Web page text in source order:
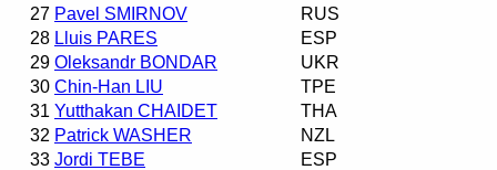
27 Pavel SMIRNOV
RUS
28 Lluis PARES
ESP
29 Oleksandr BONDAR
UKR
30 Chin-Han LIU
TPE
31 Yutthakan CHAIDET
THA
32 Patrick WASHER
NZL
33 Jordi TEBE
ESP